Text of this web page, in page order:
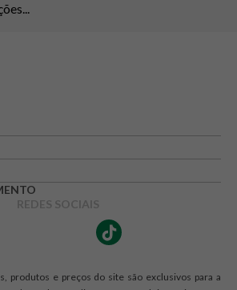
de 1 até 5 estrelas
REDES SOCIAIS
produtos e preços do site são exclusivos para a